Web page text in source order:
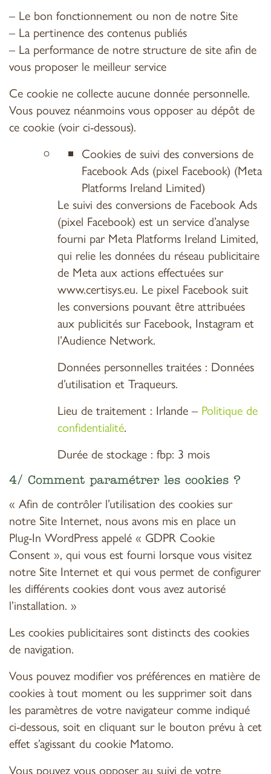
– Le bon fonctionnement ou non de notre Site
– La pertinence des contenus publiés
– La performance de notre structure de site afin de
vous proposer le meilleur service
Ce cookie ne collecte aucune donnée personnelle.
Vous pouvez néanmoins vous opposer au dépôt de
ce cookie (voir ci-dessous).
Cookies de suivi des conversions de
Facebook Ads (pixel Facebook) (Meta
Platforms Ireland Limited)
Le suivi des conversions de Facebook Ads
(pixel Facebook) est un service d’analyse
fourni par Meta Platforms Ireland Limited,
qui relie les données du réseau publicitaire
de Meta aux actions effectuées sur
www.certisys.eu. Le pixel Facebook suit
les conversions pouvant être attribuées
aux publicités sur Facebook, Instagram et
l’Audience Network.
Données personnelles traitées : Données
d’utilisation et Traqueurs.
Lieu de traitement : Irlande – Politique de
confidentialité.
Durée de stockage : fbp: 3 mois
4/ Comment paramétrer les cookies ?
« Afin de contrôler l’utilisation des cookies sur
notre Site Internet, nous avons mis en place un
Plug-In WordPress appelé « GDPR Cookie
Consent », qui vous est fourni lorsque vous visitez
notre Site Internet et qui vous permet de configurer
les différents cookies dont vous avez autorisé
l’installation. »
Les cookies publicitaires sont distincts des cookies
de navigation.
Vous pouvez modifier vos préférences en matière de
cookies à tout moment ou les supprimer soit dans
les paramètres de votre navigateur comme indiqué
ci-dessous, soit en cliquant sur le bouton prévu à cet
effet s’agissant du cookie Matomo.
Vous pouvez vous opposer au suivi de votre